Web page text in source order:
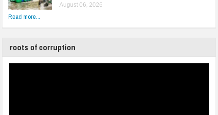
August 06, 2026
Read more...
roots of corruption